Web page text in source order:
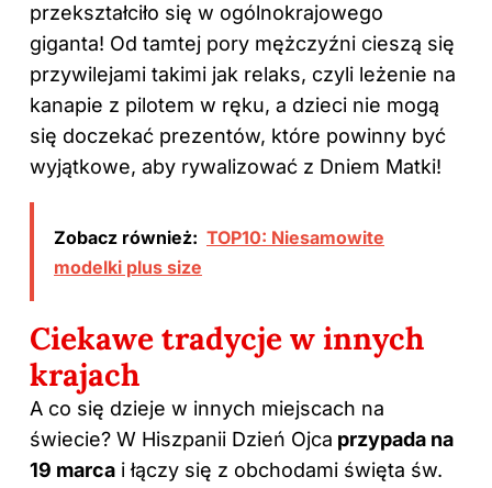
przekształciło się w ogólnokrajowego
giganta! Od tamtej pory mężczyźni cieszą się
przywilejami takimi jak relaks, czyli leżenie na
kanapie z pilotem w ręku, a dzieci nie mogą
się doczekać prezentów, które powinny być
wyjątkowe, aby rywalizować z Dniem Matki!
Zobacz również: TOP10: Niesamowite
modelki plus size
Ciekawe tradycje w innych
krajach
A co się dzieje w innych miejscach na
świecie? W Hiszpanii Dzień Ojca przypada na
19 marca i łączy się z obchodami święta św.